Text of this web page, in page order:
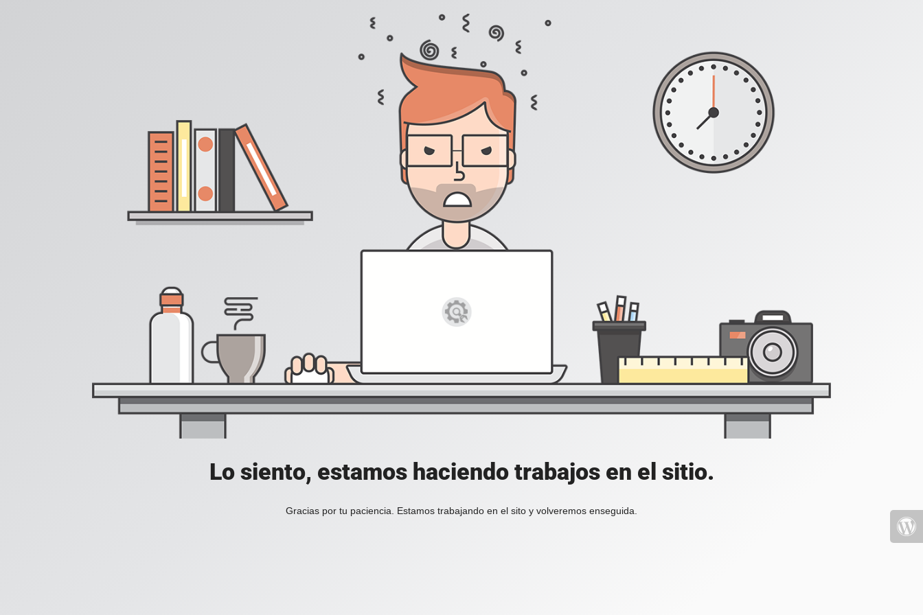
Lo siento, estamos haciendo trabajos en el sitio.
Gracias por tu paciencia. Estamos trabajando en el sito y volveremos enseguida.